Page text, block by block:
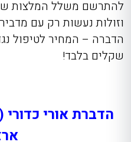
להתרשם משלל המלצות
וזולות נעשות רק עם
הדברה – המחי
שקלים בלבד!
הדברת אורי כדורי